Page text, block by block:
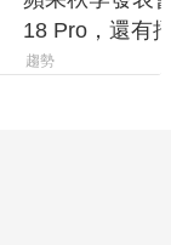
18 Pro，還有
測一次看
趨勢